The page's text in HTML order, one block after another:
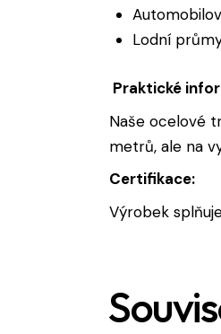
Lodní
Praktické
Naše ocelové
metrů, ale na
Certifikace:
Výrobek